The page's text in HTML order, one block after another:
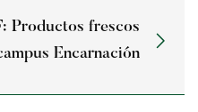
Productos frescos
Encarnación